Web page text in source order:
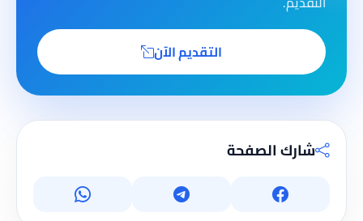
التقديم الآن
شارك الصفحة